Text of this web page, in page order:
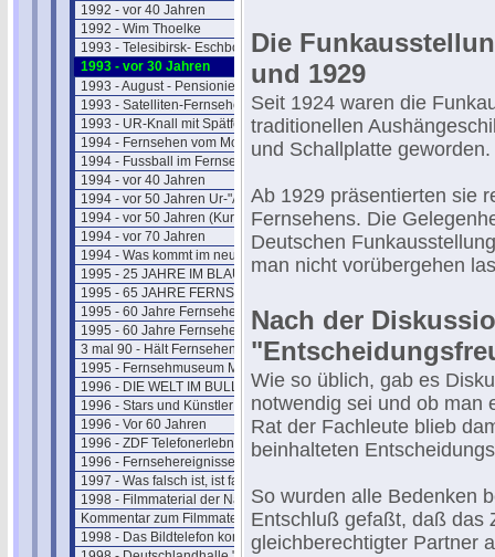
1992 - vor 40 Jahren
1992 - Wim Thoelke
1993 - Telesibirsk- Eschborns Urzeit
1993 - vor 30 Jahren
1993 - August - Pensionierung
1993 - Satelliten-Fernsehen
1993 - UR-Knall mit Spätfolgen
1994 - Fernsehen vom Mond
1994 - Fussball im Fernsehen
1994 - vor 40 Jahren
1994 - vor 50 Jahren Ur-"ARTE"
1994 - vor 50 Jahren (Kurzform)
1994 - vor 70 Jahren
1994 - Was kommt im neuen Jahr ?
1995 - 25 JAHRE IM BLAUEN STUDIO
1995 - 65 JAHRE FERNSEHSPIEL
1995 - 60 Jahre Fernsehen (kurz)
1995 - 60 Jahre Fernsehen (lang)
3 mal 90 - Hält Fernsehen jung ?
1995 - Fernsehmuseum Mainz
1996 - DIE WELT IM BULLAUGE
1996 - Stars und Künstler
1996 - Vor 60 Jahren
1996 - ZDF Telefonerlebnisse
1996 - Fernsehereignisse in 1997
1997 - Was falsch ist, ist falsch
1998 - Filmmaterial der Nazizeit
Kommentar zum Filmmaterial
1998 - Das Bildtelefon kommt
Die
und 1929
Seit 1924 waren die
traditionellen
und Schallplatte geworden.
Ab 1929 präsentierten sie
Fernsehens. Die
Deutschen
man nicht vorübergehen
Nach der
Wie so üblich, gab es
notwendig sei und ob man
Rat der Fachleute blieb
beinhalteten
So wurden alle Bedenken
Entschluß gefaßt, daß das
gleichberechtigter Partner